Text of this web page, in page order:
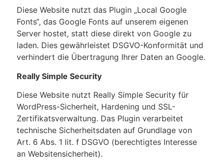
Diese Website nutzt das Plugin „Local Google
Fonts“, das Google Fonts auf unserem eigenen
Server hostet, statt diese direkt von Google zu
laden. Dies gewährleistet DSGVO-Konformität und
verhindert die Übertragung Ihrer Daten an Google.
Really Simple Security
Diese Website nutzt Really Simple Security für
WordPress-Sicherheit, Hardening und SSL-
Zertifikatsverwaltung. Das Plugin verarbeitet
technische Sicherheitsdaten auf Grundlage von
Art. 6 Abs. 1 lit. f DSGVO (berechtigtes Interesse
an Websitensicherheit).